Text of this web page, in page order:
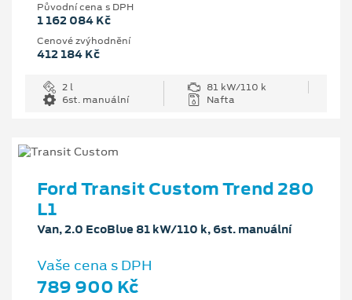
Původní cena s DPH
1 162 084 Kč
Cenové zvýhodnění
412 184 Kč
2 l
81 kW/110 k
6st. manuální
Nafta
Ford Transit Custom Trend 280
L1
Van, 2.0 EcoBlue 81 kW/110 k, 6st. manuální
Vaše cena s DPH
789 900 Kč